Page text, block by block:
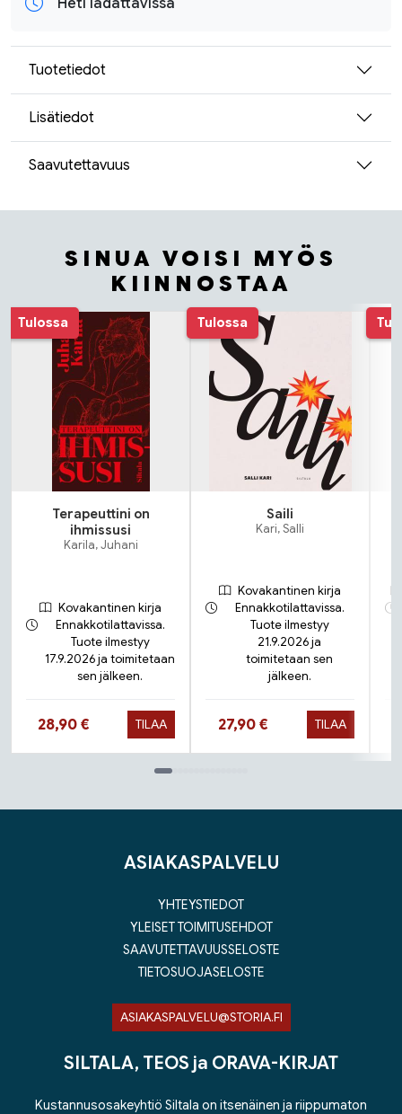
Heti ladattavissa
Tuotetiedot
Lisätiedot
Saavutettavuus
SINUA VOISI MYÖS
KIINNOSTAA
Tuoteluettelon alku
Tulossa
Terapeuttini on
ihmissusi
Karila, Juhani
Kovakantinen kirja
Ennakkotilattavissa.
Tuote ilmestyy
17.9.2026 ja toimitetaan
sen jälkeen.
Hinta nyt
28,90 € TILAA
Tulossa
Saili
Kari, Salli
Kovakantinen kirja
Ennakkotilattavissa.
Tuote ilmestyy
21.9.2026 ja
toimitetaan sen
jälkeen.
Hinta nyt
27,90 € TILAA
ASIAKASPALVELU
YHTEYSTIEDOT
YLEISET TOIMITUSEHDOT
SAAVUTETTAVUUSSELOSTE
TIETOSUOJASELOSTE
ASIAKASPALVELU@STORIA.FI
SILTALA, TEOS ja ORAVA-KIRJAT
Kustannusosakeyhtiö Siltala on itsenäinen ja riippumaton